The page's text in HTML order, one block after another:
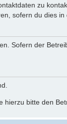
zu
sofern du dies
Sofern der
hierzu bitte den